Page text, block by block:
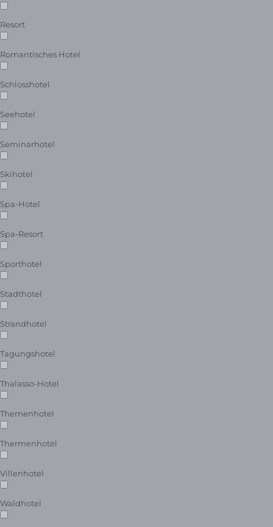
Resort
Romantisches Hotel
Schlosshotel
Seehotel
Seminarhotel
Skihotel
Spa-Hotel
Spa-Resort
Sporthotel
Stadthotel
Strandhotel
Tagungshotel
Thalasso-Hotel
Themenhotel
Thermenhotel
Villenhotel
Waldhotel